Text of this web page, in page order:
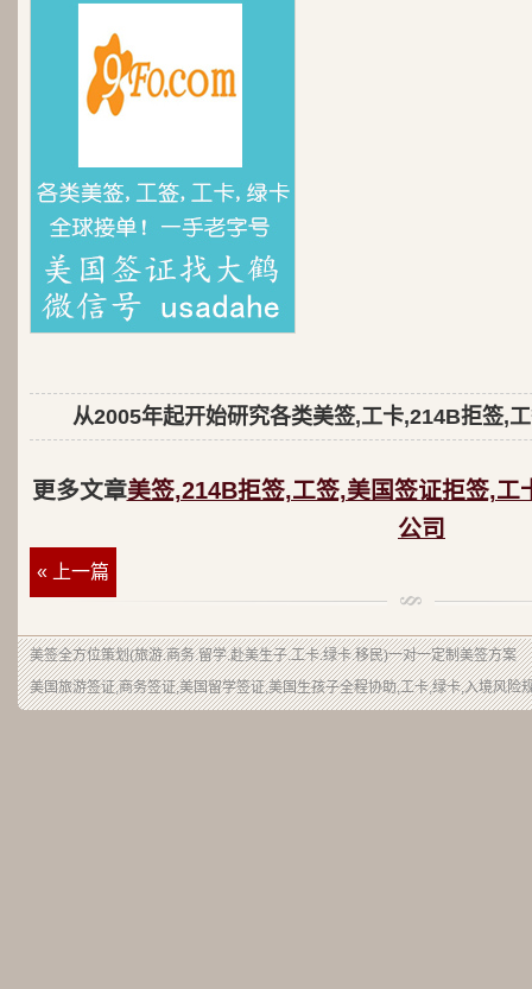
从2005年起开始研究各类美签,工卡,214B拒签,
更多文章美签,214B拒签,工签,美国签证拒签,工
公司
« 上一篇
美签全方位策划(旅游.商务.留学.赴美生子.工卡.绿卡.移民)一对一定制美签方案
美国旅游签证,商务签证,美国留学签证,美国生孩子全程协助,工卡,绿卡,入境风险